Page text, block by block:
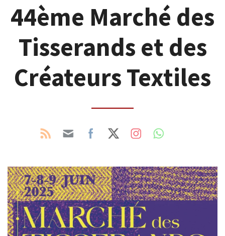
44ème Marché des
Tisserands et des
Créateurs Textiles